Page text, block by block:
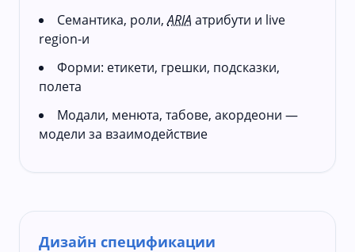
Семантика, роли,ARIA атрибути и live
region-и
Форми: етикети, грешки, подсказки,
полета
Модали, менюта, табове, акордеони —
модели за взаимодействие
Дизайн спецификации